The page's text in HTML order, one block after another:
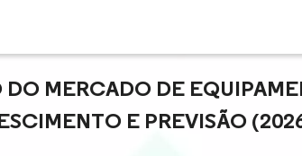
MERCADO DE
E PREVISÃO